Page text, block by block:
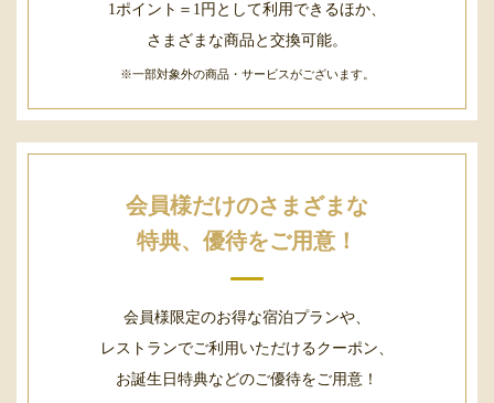
1ポイント＝1円として利用できるほか、
さまざまな商品と交換可能。
※一部対象外の商品・サービスがございます。
会員様だけのさまざまな
特典、優待をご用意！
会員様限定のお得な宿泊プランや、
レストランでご利用いただけるクーポン、
お誕生日特典などのご優待をご用意！